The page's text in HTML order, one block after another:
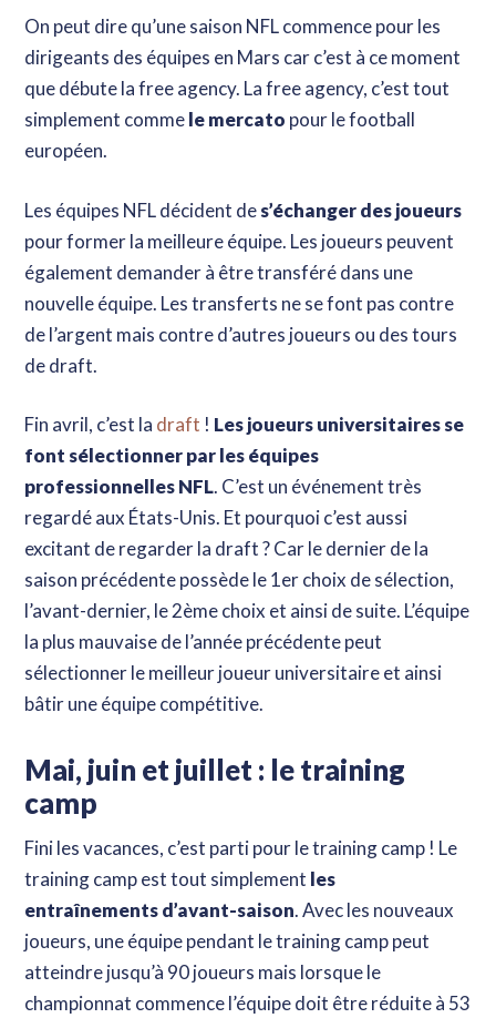
On peut dire qu’une saison NFL commence pour les
dirigeants des équipes en Mars car c’est à ce moment
que débute la free agency. La free agency, c’est tout
simplement commele mercato pour le football
européen.
Les équipes NFL décident des’échanger des joueurs
pour former la meilleure équipe. Les joueurs peuvent
également demander à être transféré dans une
nouvelle équipe. Les transferts ne se font pas contre
de l’argent mais contre d’autres joueurs ou des tours
de draft.
Fin avril, c’est la draft ! Les joueurs universitaires se
font sélectionner par les équipes
professionnelles NFL. C’est un événement très
regardé aux États-Unis. Et pourquoi c’est aussi
excitant de regarder la draft ? Car le dernier de la
saison précédente possède le 1er choix de sélection,
l’avant-dernier, le 2ème choix et ainsi de suite. L’équipe
la plus mauvaise de l’année précédente peut
sélectionner le meilleur joueur universitaire et ainsi
bâtir une équipe compétitive.
Mai, juin et juillet : le training
camp
Fini les vacances, c’est parti pour le training camp ! Le
training camp est tout simplement les
entraînements d’avant-saison. Avec les nouveaux
joueurs, une équipe pendant le training camp peut
atteindre jusqu’à 90 joueurs mais lorsque le
championnat commence l’équipe doit être réduite à 53